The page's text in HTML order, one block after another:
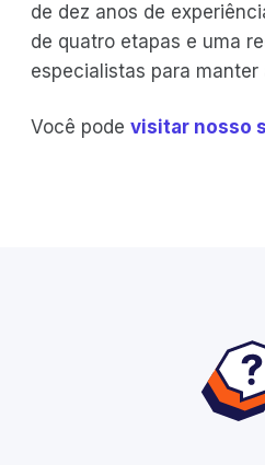
de dez anos de
de quatro etapas e uma
especialistas para
Você pode visitar nosso